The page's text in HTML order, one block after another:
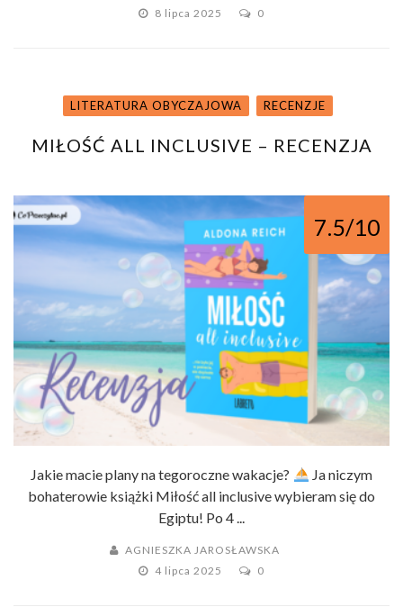
8 lipca 2025
0
LITERATURA OBYCZAJOWA RECENZJE
MIŁOŚĆ ALL INCLUSIVE – RECENZJA
7.5/10
Jakie macie plany na tegoroczne wakacje?
Ja niczym
bohaterowie książki Miłość all inclusive wybieram się do
Egiptu! Po 4 ...
AGNIESZKA JAROSŁAWSKA
4 lipca 2025
0